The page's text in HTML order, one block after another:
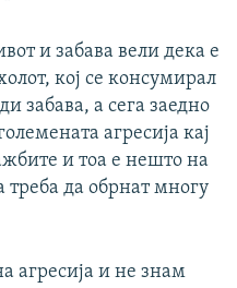
и забава вели дека е
кој се консумирал
забава, а сега заедно
агресија кај
и тоа е нешто на
да обрнат многу
агресија и не знам